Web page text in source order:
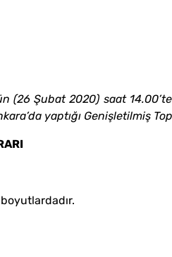
(26 Şubat 2020) saat
yaptığı Genişletilmiş